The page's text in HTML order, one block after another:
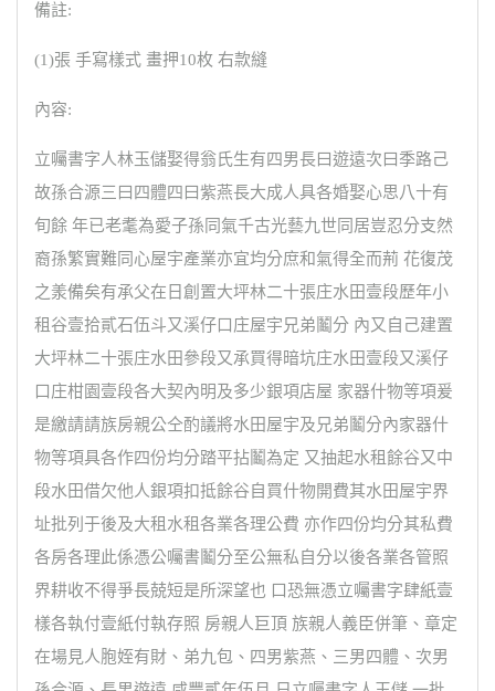
備註:
(1)張 手寫樣式 畫押10枚 右款縫
內容:
立囑書字人林玉儲娶得翁氏生有四男長曰遊遠次曰季路己
故孫合源三曰四體四曰紫燕長大成人具各婚娶心思八十有
旬餘 年已老耄為愛子孫同氣千古光藝九世同居豈忍分支然
裔孫繁實難同心屋宇產業亦宜均分庶和氣得全而荊 花復茂
之羕備矣有承父在日創置大坪林二十張庄水田壹段歷年小
租谷壹拾貳石伍斗又溪仔口庄屋宇兄弟鬮分 內又自己建置
大坪林二十張庄水田參段又承買得暗坑庄水田壹段又溪仔
口庄柑園壹段各大契內明及多少銀項店屋 家器什物等項爰
是繳請請族房親公仝酌議將水田屋宇及兄弟鬮分內家器什
物等項具各作四份均分踏平拈鬮為定 又抽起水租餘谷又中
段水田借欠他人銀項扣抵餘谷自買什物開費其水田屋宇界
址批列于後及大租水租各業各理公費 亦作四份均分其私費
各房各理此係憑公囑書鬮分至公無私自分以後各業各管照
界耕收不得爭長兢短是所深望也 口恐無憑立囑書字肆紙壹
樣各執付壹紙付執存照 房親人巨頂 族親人義臣併筆、章定
在場見人胞姪有財、弟九包、四男紫燕、三男四體、次男